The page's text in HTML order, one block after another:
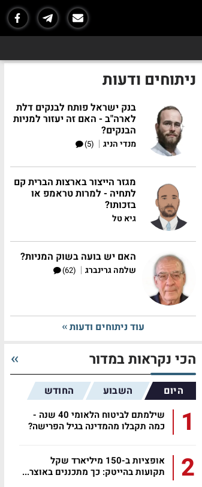
ניתוחים ודעות
בנק ישראל פותח לבנקים דלת
לארה"ב - האם זה יעזור למניות
הבנקים?
מנדי הניג |
(5)
מגזר הייצור בארצות הברית קם
לתחיה - למרות טראמפ או
בזכותו?
גיא טל
האם יש בועה בשוק המניות?
שלמה גרינברג |
(62)
עוד ניתוחים ודעות
הכי נקראות במדור
היום השבוע החודש
1
שילמתם לביטוח הלאומי 40 שנה -
כמה תקבלו מהמדינה בגיל הפרישה?
2
אופציות ב-150 מיליארד שקל
תקועות בהייטק: כך מתכננים באוצר...